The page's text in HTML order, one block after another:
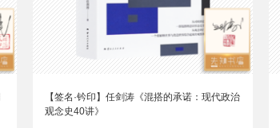
【签名·钤印】任剑涛《混搭的承诺：现代政治
观念史40讲》